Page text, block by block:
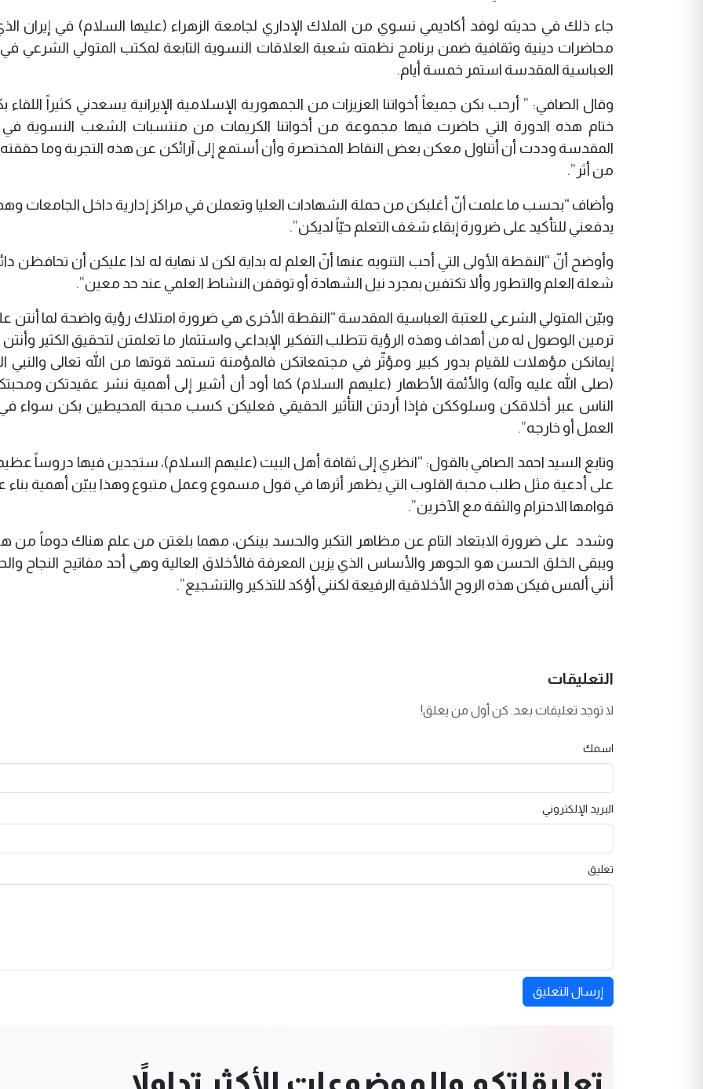
جاء ذلك في حديثه لوفد أكاديمي نسوي من الملاك الإداري لجامعة الزهراء (عليها السلام) في إيران
محاضرات دينية وثقافية ضمن برنامج نظمته شعبة العلاقات النسوية التابعة لمكتب المتولي الشرعي في
العباسية المقدسة استمر خمسة أيام.
وقال الصافي: ” أرحب بكن جميعاً أخواتنا العزيزات من الجمهورية الإسلامية الإيرانية يسعدني كثيراً
ختام هذه الدورة التي حاضرت فيها مجموعة من أخواتنا الكريمات من منتسبات الشعب النسوية في
المقدسة وددت أن أتناول معكن بعض النقاط المختصرة وأن أستمع إلى آرائكن عن هذه التجربة وما حققته
من أثر”.
وأضاف “بحسب ما علمت أنّ أغلبكن من حملة الشهادات العليا وتعملن في مراكز إدارية داخل الجامعات
يدفعني للتأكيد على ضرورة إبقاء شغف التعلم حيّاً لديكن”.
وأوضح أنّ “النقطة الأولى التي أحب التنويه عنها أنّ العلم له بداية لكن لا نهاية له لذا عليكن أن تحافظن
شعلة العلم والتطور وألا تكتفين بمجرد نيل الشهادة أو توقفن النشاط العلمي عند حد معين”.
وبيّن المتولي الشرعي للعتبة العباسية المقدسة “النقطة الأخرى هي ضرورة امتلاك رؤية واضحة لما أنتن
ترمين الوصول له من أهداف وهذه الرؤية تتطلب التفكير الإبداعي واستثمار ما تعلمتن لتحقيق الكثير
إيمانكن مؤهلات للقيام بدور كبير ومؤثّر في مجتمعاتكن فالمؤمنة تستمد قوتها من الله تعالى والنبي
(صلى الله عليه وآله) والأئمة الأطهار (عليهم السلام) كما أود أن أشير إلى أهمية نشر عقيدتكن
الناس عبر أخلاقكن وسلوككن فإذا أردتن التأثير الحقيقي فعليكن كسب محبة المحيطين بكن سواء
العمل أو خارجه”.
وتابع السيد احمد الصافي بالقول: “انظري إلى ثقافة أهل البيت (عليهم السلام)، ستجدين فيها دروساً
على أدعية مثل طلب محبة القلوب التي يظهر أثرها في قول مسموع وعمل متبوع وهذا يبيّن أهمية بناء
قوامها الاحترام والثقة مع الآخرين”.
وشدد على ضرورة الابتعاد التام عن مظاهر التكبر والحسد بينكن، مهما بلغتن من علم هناك دوماً من
ويبقى الخلق الحسن هو الجوهر والأساس الذي يزين المعرفة فالأخلاق العالية وهي أحد مفاتيح النجاح
أنني ألمس فيكن هذه الروح الأخلاقية الرفيعة لكنني أؤكد للتذكير والتشجيع”.
التعليقات
لا توجد تعليقات بعد. كن أول من يعلق!
اسمك
البريد الإلكتروني
تعليق
إرسال التعليق
تعليقاتكم والموضوعات الأكثر تداولاً